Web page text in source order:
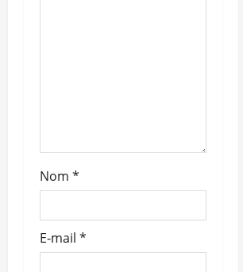
l
Nom *
E-mail *